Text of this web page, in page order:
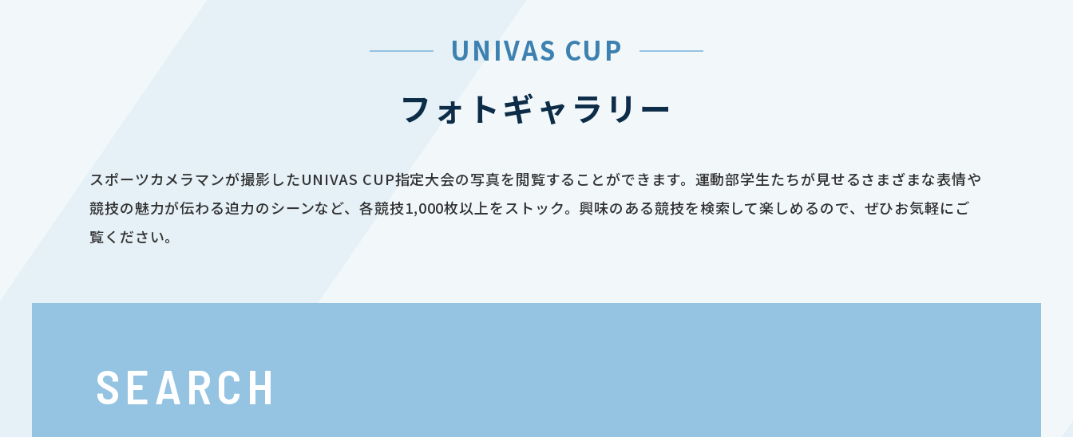
UNIVAS CUP
フォトギャラリー
スポーツカメラマンが撮影したUNIVAS CUP指定大会の写真を閲覧することができます。運動部学生たちが見せるさまざまな表情や
競技の魅力が伝わる迫力のシーンなど、各競技1,000枚以上をストック。興味のある競技を検索して楽しめるので、ぜひお気軽にご
覧ください。
SEARCH